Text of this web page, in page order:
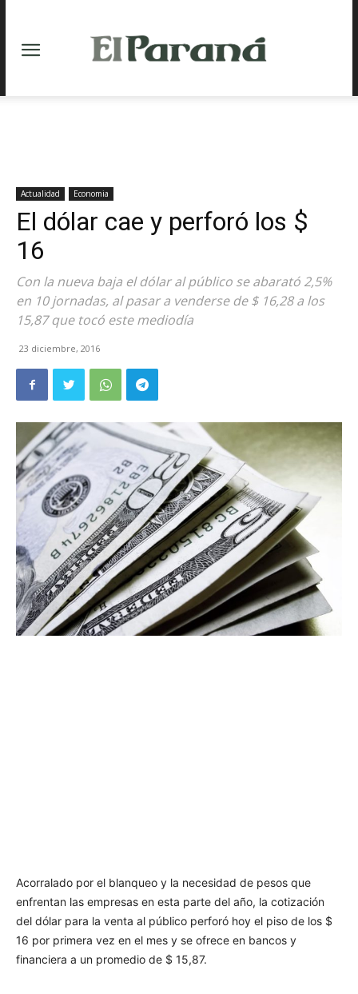
Actualidad Economia
El dólar cae y perforó los $
16
Con la nueva baja el dólar al público se abarató 2,5%
en 10 jornadas, al pasar a venderse de $ 16,28 a los
15,87 que tocó este mediodía
23 diciembre, 2016
Acorralado por el blanqueo y la necesidad de pesos que
enfrentan las empresas en esta parte del año, la cotización
del dólar para la venta al público perforó hoy el piso de los $
16 por primera vez en el mes y se ofrece en bancos y
financiera a un promedio de $ 15,87.